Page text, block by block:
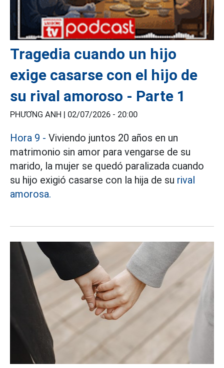
Tragedia cuando un hijo
exige casarse con el hijo de
su rival amoroso - Parte 1
PHƯƠNG ANH | 02/07/2026 - 20:00
Hora 9 - Viviendo juntos 20 años en un
matrimonio sin amor para vengarse de su
marido, la mujer se quedó paralizada cuando
su hijo exigió casarse con la hija de su rival
amorosa.